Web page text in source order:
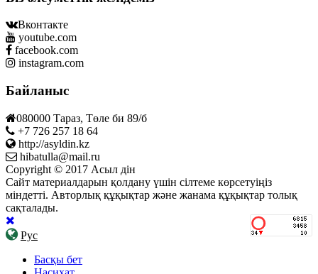
Вконтакте
youtube.com
facebook.com
instagram.com
Байланыс
080000 Тараз, Төле би 89/б
+7 726 257 18 64
http://asyldin.kz
hibatulla@mail.ru
Copyright © 2017 Асыл дін
Сайт материалдарын қолдану үшін сілтеме көрсетуіңіз
міндетті. Авторлық құқықтар және жанама құқықтар толық
сақталады.
Рус
Басқы бет